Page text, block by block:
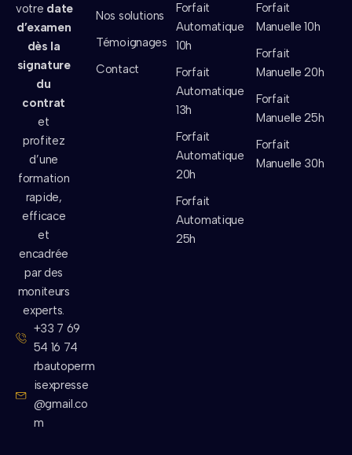
votre date
d’examen
dès la
signature
du
contrat
et
profitez
d’une
formation
rapide,
efficace
et
encadrée
par des
moniteurs
experts.
+33 7 69
54 16 74
rbautoperm
isexpresse
@gmail.co
m
Nos solutions
Témoignages
Contact
Forfait
Automatique
10h
Forfait
Automatique
13h
Forfait
Automatique
20h
Forfait
Automatique
25h
Forfait
Manuelle 10h
Forfait
Manuelle 20h
Forfait
Manuelle 25h
Forfait
Manuelle 30h